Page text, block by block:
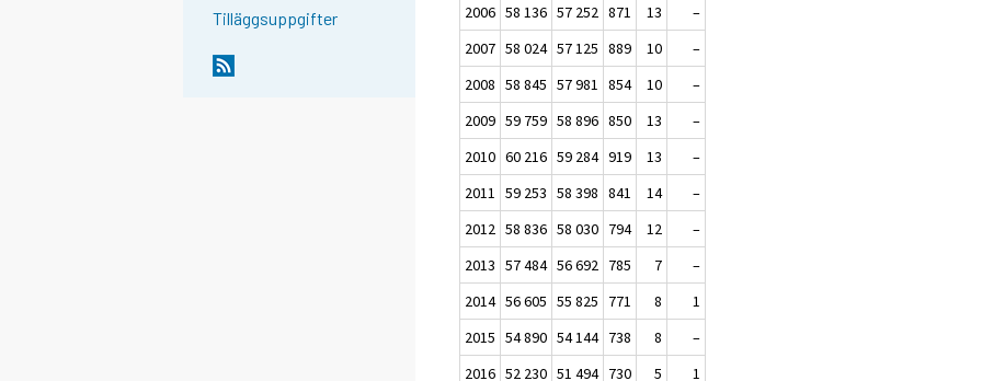
Tilläggsuppgifter
2006 58 136 57 252 871 13
–
2007 58 024 57 125 889 10
–
2008 58 845 57 981 854 10
–
2009 59 759 58 896 850 13
–
2010 60 216 59 284 919 13
–
2011 59 253 58 398 841 14
–
2012 58 836 58 030 794 12
–
2013 57 484 56 692 785 7
–
2014 56 605 55 825 771 8
1
2015 54 890 54 144 738 8
–
2016 52 230 51 494 730 5 1